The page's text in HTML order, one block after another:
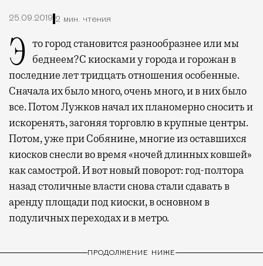
25.09.2019 2 мин. чтения
Это город становится разнообразнее или мы беднеем?С киосками у города и горожан в
последние лет тридцать отношения особенные.
Сначала их было много, очень много, и в них было
все. Потом Лужков начал их планомерно сносить и
искоренять, загоняя торговлю в крупные центры.
Потом, уже при Собянине, многие из оставшихся
киосков снесли во время «ночей длинных ковшей»
как самострой. И вот новый поворот: год-полтора
назад столичные власти снова стали сдавать в
аренду площади под киоски, в основном в
подуличных переходах и в метро.
ПРОДОЛЖЕНИЕ НИЖЕ